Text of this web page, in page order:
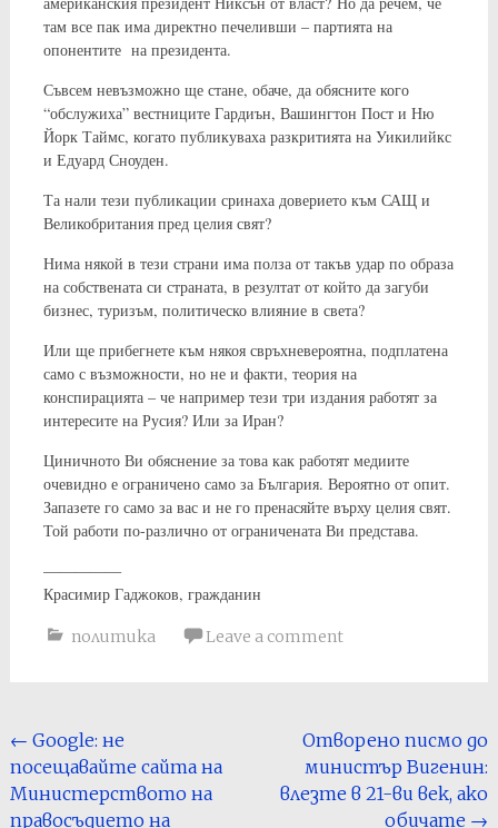
там все пак има директно печеливши – партията на
опонентите на президента.
Съвсем невъзможно ще стане, обаче, да обясните кого
“обслужиха” вестниците Гардиън, Вашингтон Пост и Ню
Йорк Таймс, когато публикуваха разкритията на Уикилийкс
и Едуард Сноуден.
Та нали тези публикации сринаха доверието към САЩ и
Великобритания пред целия свят?
Нима някой в тези страни има полза от такъв удар по образа
на собствената си страната, в резултат от който да загуби
бизнес, туризъм, политическо влияние в света?
Или ще прибегнете към някоя свръхневероятна, подплатена
само с възможности, но не и факти, теория на
конспирацията – че например тези три издания работят за
интересите на Русия? Или за Иран?
Циничното Ви обяснение за това как работят медиите
очевидно е ограничено само за България. Вероятно от опит.
Запазете го само за вас и не го пренасяйте върху целия свят.
Той работи по-различно от ограничената Ви представа.
—————
Красимир Гаджоков, гражданин
политика Leave a comment
Post
navigation
← Google: не
посещавайте сайта на
Министерството на
правосъдието на
Отворено писмо до
министър Вигенин:
влезте в 21-ви век, ако
обичате →